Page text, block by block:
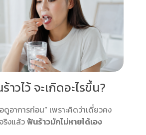
วไว้ จะเกิดอะไรขึ้น?
อาการก่อน” เพราะคิดว่าเดี๋ยวคง
ริงแล้วฟันร้าวมักไม่หายได้เอง